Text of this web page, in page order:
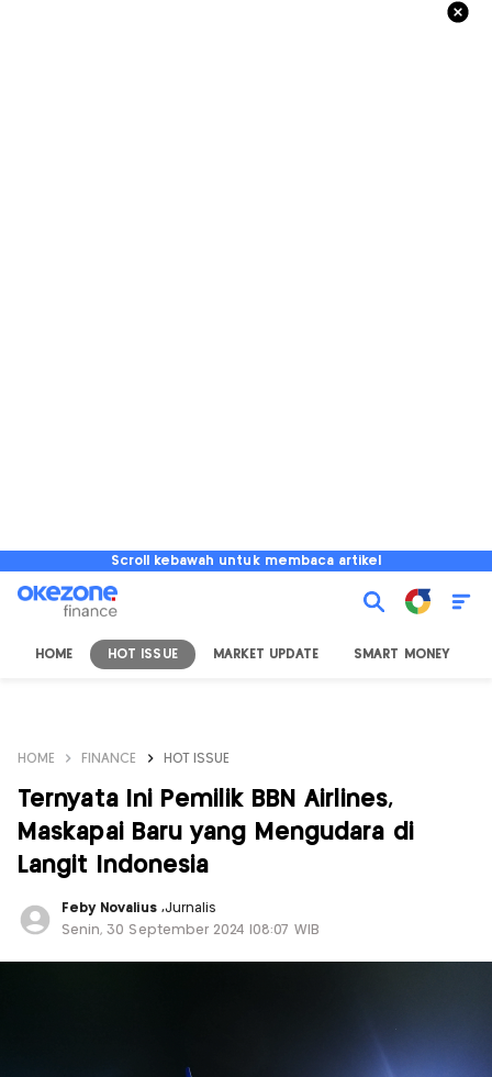
Scroll kebawah untuk membaca artikel
HOME HOT ISSUE MARKET UPDATE SMART MONEY
HOME FINANCE HOT ISSUE
Ternyata Ini Pemilik BBN Airlines,
Maskapai Baru yang Mengudara di
Langit Indonesia
Feby Novalius ,Jurnalis
Senin, 30 September 2024 |08:07 WIB